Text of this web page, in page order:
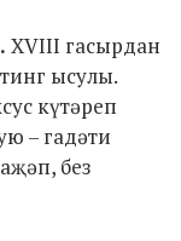
XVIII гасырдан
ысулы.
күтәреп
– гадәти
без